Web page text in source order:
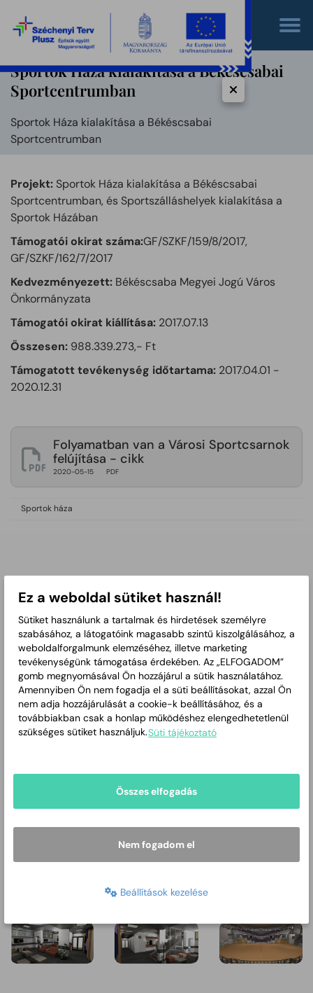
Sportok Háza kialakítása a Békéscsabai
Sportcentrumban
Sportok Háza kialakítása a Békéscsabai
Sportcentrumban
Projekt: Sportok Háza kialakítása a Békéscsabai
Sportcentrumban, és Sportszálláshelyek kialakítása a
Sportok Házában
Támogatói okirat száma:GF/SZKF/159/8/2017,
GF/SZKF/162/7/2017
Kedvezményezett: Békéscsaba Megyei Jogú Város
Önkormányzata
Támogatói okirat kiállítása: 2017.07.13
Összesen: 988.339.273,- Ft
Támogatott tevékenység időtartama: 2017.04.01 -
2020.12.31
Folyamatban van a Városi Sportcsarnok
felújítása - cikk
2020-05-15 PDF
Sportok háza
IMG_20200408_123451IMG_20200408_123638
IMG_20200408_123804IMG_20200408_123926
Ez a weboldal sütiket használ!
Sütiket használunk a tartalmak és hirdetések személyre
szabásához, a látogatóink magasabb szintű kiszolgálásához, a
weboldalforgalmunk elemzéséhez, illetve marketing
tevékenységünk támogatása érdekében. Az „ELFOGADOM”
gomb megnyomásával Ön hozzájárul a sütik használatához.
Amennyiben Ön nem fogadja el a süti beállításokat, azzal Ön
nem adja hozzájárulását a cookie-k beállításához, és a
továbbiakban csak a honlap működéshez elengedhetetlenül
szükséges sütiket használjuk.Süti tájékoztató
Összes elfogadás
Nem fogadom el
Beállítások kezelése